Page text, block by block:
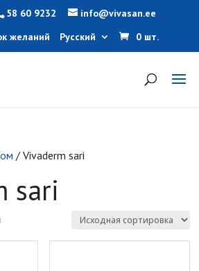
58 60 9232
info@vivasan.ee
желаний Русский 0 шт.
/ Vivaderm sari
sari